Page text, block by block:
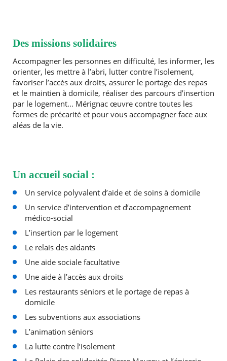
Des missions solidaires
Accompagner les personnes en difficulté, les informer, les
orienter, les mettre à l’abri, lutter contre l’isolement,
favoriser l’accès aux droits, assurer le portage des repas
et le maintien à domicile, réaliser des parcours d’insertion
par le logement... Mérignac œuvre contre toutes les
formes de précarité et pour vous accompagner face aux
aléas de la vie.
Un accueil social :
Un service polyvalent d’aide et de soins à domicile
Un service d’intervention et d’accompagnement
médico-social
L’insertion par le logement
Le relais des aidants
Une aide sociale facultative
Une aide à l’accès aux droits
Les restaurants séniors et le portage de repas à
domicile
Les subventions aux associations
L’animation séniors
La lutte contre l’isolement